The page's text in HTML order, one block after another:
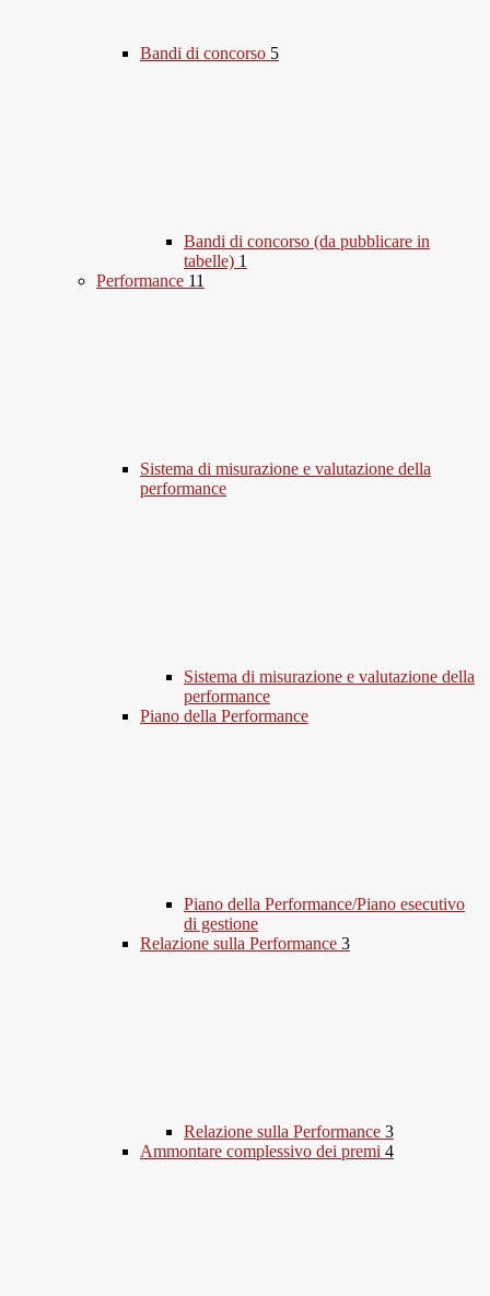
Bandi di concorso 5
Bandi di concorso (da pubblicare in
tabelle) 1
Performance 11
Sistema di misurazione e valutazione della
performance
Sistema di misurazione e valutazione della
performance
Piano della Performance
Piano della Performance/Piano esecutivo
di gestione
Relazione sulla Performance 3
Relazione sulla Performance 3
Ammontare complessivo dei premi 4